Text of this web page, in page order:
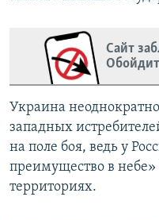
Сайт
Украина
западных
на поле боя, ведь у
преимущество в
территориях.